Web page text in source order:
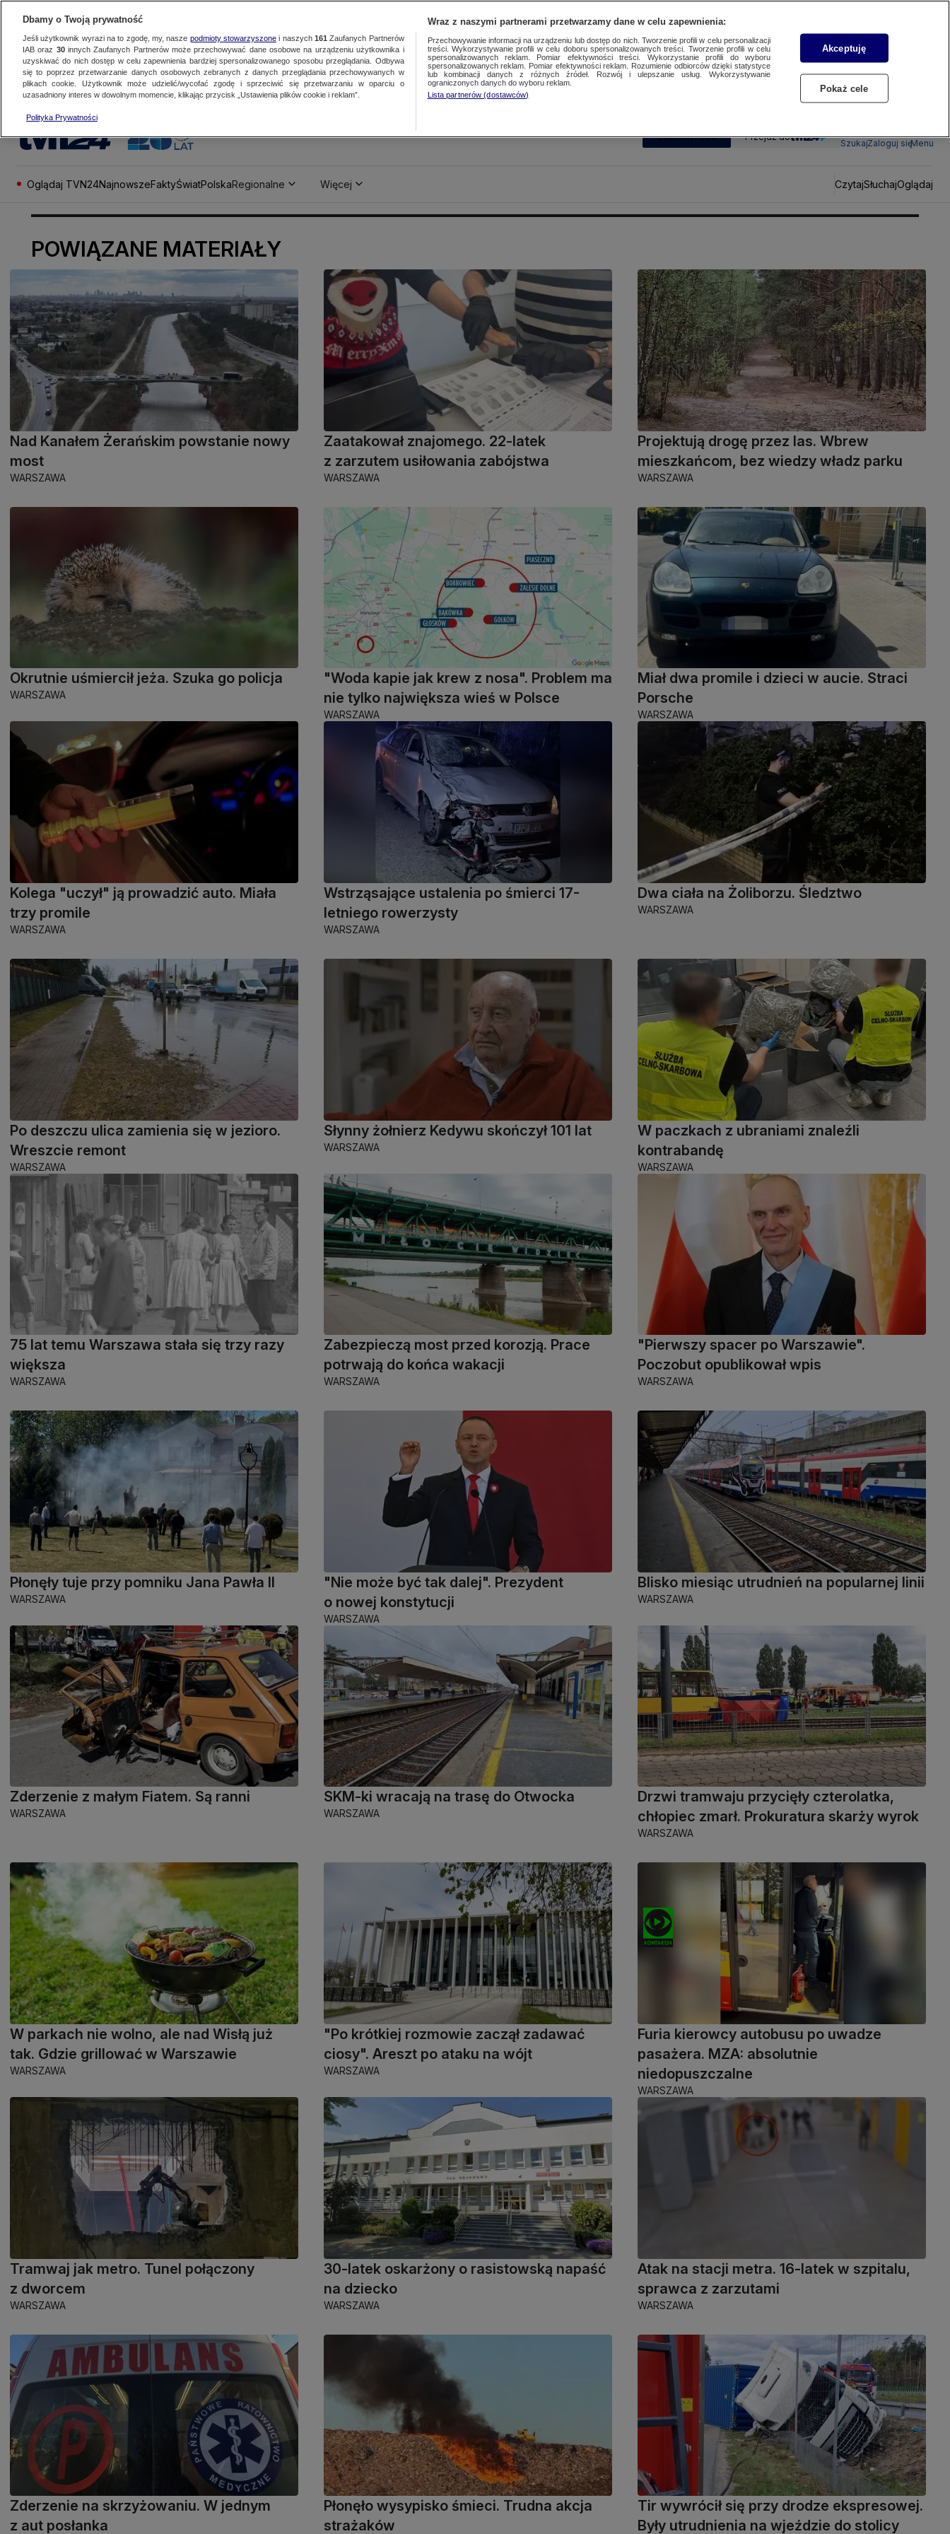
SUBSKRYBUJ Przejdź do
SzukajZaloguj sięMenu
Oglądaj TVN24NajnowszeFaktyŚwiatPolskaRegionalne Więcej CzytajSłuchajOglądaj
POWIĄZANE MATERIAŁY
Nad Kanałem Żerańskim powstanie nowy
most
WARSZAWA
Zaatakował znajomego. 22-latek
z zarzutem usiłowania zabójstwa
WARSZAWA
Projektują drogę przez las. Wbrew
mieszkańcom, bez wiedzy władz parku
WARSZAWA
Okrutnie uśmiercił jeża. Szuka go policja
WARSZAWA
"Woda kapie jak krew z nosa". Problem ma
nie tylko największa wieś w Polsce
WARSZAWA
Miał dwa promile i dzieci w aucie. Straci
Porsche
WARSZAWA
Kolega "uczył" ją prowadzić auto. Miała
trzy promile
WARSZAWA
Wstrząsające ustalenia po śmierci 17-
letniego rowerzysty
WARSZAWA
Dwa ciała na Żoliborzu. Śledztwo
WARSZAWA
Po deszczu ulica zamienia się w jezioro.
Wreszcie remont
WARSZAWA
Słynny żołnierz Kedywu skończył 101 lat
WARSZAWA
W paczkach z ubraniami znaleźli
kontrabandę
WARSZAWA
75 lat temu Warszawa stała się trzy razy
większa
WARSZAWA
Zabezpieczą most przed korozją. Prace
potrwają do końca wakacji
WARSZAWA
"Pierwszy spacer po Warszawie".
Poczobut opublikował wpis
WARSZAWA
Płonęły tuje przy pomniku Jana Pawła II
WARSZAWA
"Nie może być tak dalej". Prezydent
o nowej konstytucji
WARSZAWA
Blisko miesiąc utrudnień na popularnej linii
WARSZAWA
Zderzenie z małym Fiatem. Są ranni
WARSZAWA
SKM-ki wracają na trasę do Otwocka
WARSZAWA
Drzwi tramwaju przycięły czterolatka,
chłopiec zmarł. Prokuratura skarży wyrok
WARSZAWA
W parkach nie wolno, ale nad Wisłą już
tak. Gdzie grillować w Warszawie
WARSZAWA
"Po krótkiej rozmowie zaczął zadawać
ciosy". Areszt po ataku na wójt
WARSZAWA
Furia kierowcy autobusu po uwadze
pasażera. MZA: absolutnie
niedopuszczalne
WARSZAWA
Tramwaj jak metro. Tunel połączony
z dworcem
WARSZAWA
30-latek oskarżony o rasistowską napaść
na dziecko
WARSZAWA
Atak na stacji metra. 16-latek w szpitalu,
sprawca z zarzutami
WARSZAWA
Zderzenie na skrzyżowaniu. W jednym
z aut posłanka
Płonęło wysypisko śmieci. Trudna akcja
strażaków
Tir wywrócił się przy drodze ekspresowej.
Były utrudnienia na wjeździe do stolicy
Dbamy o Twoją prywatność
Jeśli użytkownik wyrazi na to zgodę, my, nasze podmioty stowarzyszonei naszych 161 Zaufanych Partnerów
IAB oraz 30innych Zaufanych Partnerów może przechowywać dane osobowe na urządzeniu użytkownika i
uzyskiwać do nich dostęp w celu zapewnienia bardziej spersonalizowanego sposobu przeglądania. Odbywa
się to poprzez przetwarzanie danych osobowych zebranych z danych przeglądania przechowywanych w
plikach cookie. Użytkownik może udzielić/wycofać zgodę i sprzeciwić się przetwarzaniu w oparciu o
uzasadniony interes w dowolnym momencie, klikając przycisk „Ustawienia plików cookie i reklam”.
Polityka Prywatności
Wraz z naszymi partnerami przetwarzamy dane w celu zapewnienia:
Przechowywanie informacji na urządzeniu lub dostęp do nich. Tworzenie profili w celu personalizacji
treści. Wykorzystywanie profili w celu doboru spersonalizowanych treści. Tworzenie profili w celu
spersonalizowanych reklam. Pomiar efektywności treści. Wykorzystanie profili do wyboru
spersonalizowanych reklam. Pomiar efektywności reklam. Rozumienie odbiorców dzięki statystyce
lub kombinacji danych z różnych źródeł. Rozwój i ulepszanie usług. Wykorzystywanie
ograniczonych danych do wyboru reklam.
Lista partnerów (dostawców)
Akceptuję
Pokaż cele